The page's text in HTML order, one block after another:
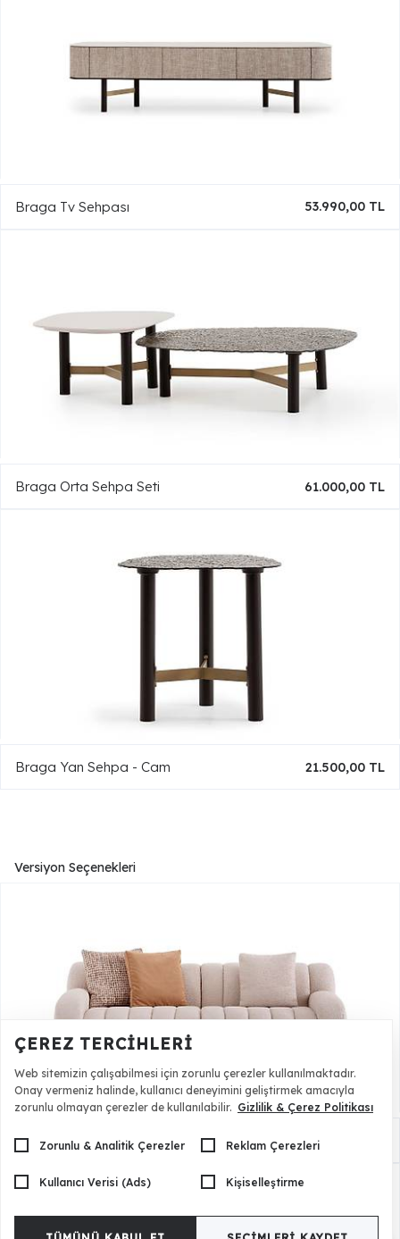
Braga Tv Sehpası 53.990,00 TL
Braga Orta Sehpa Seti 61.000,00 TL
Braga Yan Sehpa - Cam 21.500,00 TL
Versiyon Seçenekleri
Braga Kanepe - İkili
ÇEREZ TERCIHLERI
Web sitemizin çalışabilmesi için zorunlu çerezler kullanılmaktadır.
Onay vermeniz halinde, kullanıcı deneyimini geliştirmek amacıyla
zorunlu olmayan çerezler de kullanılabilir. Gizlilik & Çerez Politikası
Zorunlu & Analitik Çerezler Reklam Çerezleri
Kullanıcı Verisi (Ads) Kişiselleştirme